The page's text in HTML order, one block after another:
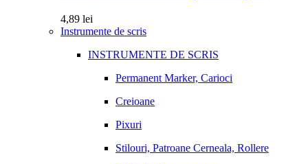
4,89 lei
Instrumente de scris
INSTRUMENTE DE SCRIS
Permanent Marker, Carioci
Creioane
Pixuri
Stilouri, Patroane Cerneala, Rollere